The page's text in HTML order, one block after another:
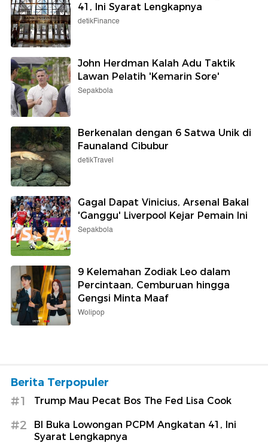
41, Ini Syarat Lengkapnya
detikFinance
John Herdman Kalah Adu Taktik
Lawan Pelatih 'Kemarin Sore'
Sepakbola
Berkenalan dengan 6 Satwa Unik di
Faunaland Cibubur
detikTravel
Gagal Dapat Vinicius, Arsenal Bakal
'Ganggu' Liverpool Kejar Pemain Ini
Sepakbola
9 Kelemahan Zodiak Leo dalam
Percintaan, Cemburuan hingga
Gengsi Minta Maaf
Wolipop
Berita Terpopuler
#1 Trump Mau Pecat Bos The Fed Lisa Cook
#2
BI Buka Lowongan PCPM Angkatan 41, Ini
Syarat Lengkapnya